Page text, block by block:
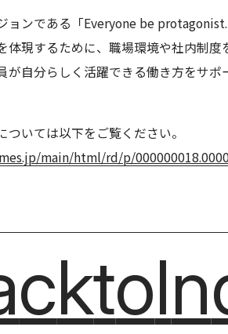
ョンである「Everyone be
体現するために、職場環境や社内制
が自分らしく活躍できる働き方をサポ
ついては以下をご覧ください。
main/html/rd/p/
ckto
to
toIn